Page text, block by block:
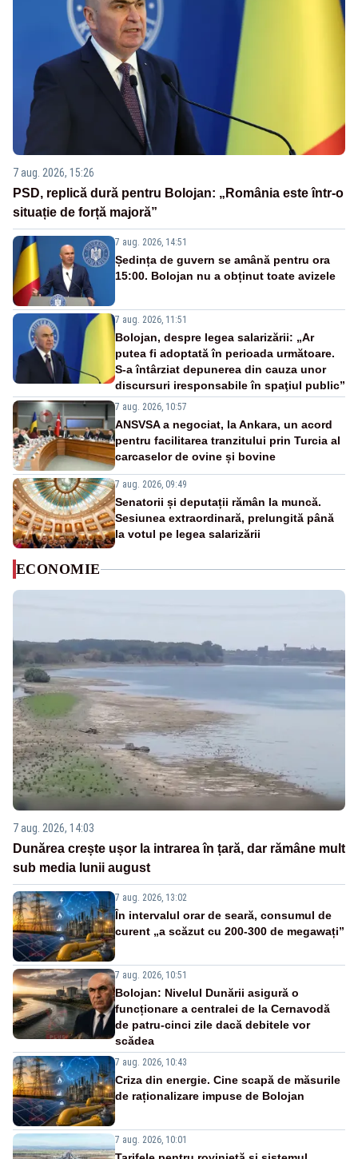
7 aug. 2026, 15:26
PSD, replică dură pentru Bolojan: „România este într-o
situație de forță majoră”
7 aug. 2026, 14:51
Ședința de guvern se amână pentru ora
15:00. Bolojan nu a obținut toate avizele
7 aug. 2026, 11:51
Bolojan, despre legea salarizării: „Ar
putea fi adoptată în perioada următoare.
S-a întârziat depunerea din cauza unor
discursuri iresponsabile în spaţiul public”
7 aug. 2026, 10:57
ANSVSA a negociat, la Ankara, un acord
pentru facilitarea tranzitului prin Turcia al
carcaselor de ovine și bovine
7 aug. 2026, 09:49
Senatorii și deputații rămân la muncă.
Sesiunea extraordinară, prelungită până
la votul pe legea salarizării
ECONOMIE
7 aug. 2026, 14:03
Dunărea crește ușor la intrarea în țară, dar rămâne mult
sub media lunii august
7 aug. 2026, 13:02
În intervalul orar de seară, consumul de
curent „a scăzut cu 200-300 de megawați”
7 aug. 2026, 10:51
Bolojan: Nivelul Dunării asigură o
funcționare a centralei de la Cernavodă
de patru-cinci zile dacă debitele vor
scădea
7 aug. 2026, 10:43
Criza din energie. Cine scapă de măsurile
de raționalizare impuse de Bolojan
7 aug. 2026, 10:01